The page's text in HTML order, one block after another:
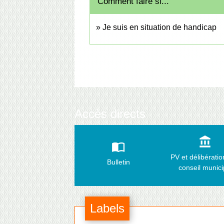
Je suis en situation de handicap
Accès directs
import_contacts
Bulletin
account_balance
PV et
conseil
Labels